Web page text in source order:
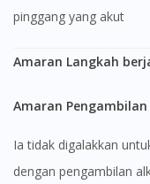
pinggang yang akut
Amaran Langkah
Amaran
Ia tidak digalakkan
dengan pengambilan